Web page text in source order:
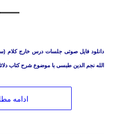
الله نجم الدین طبسی با موضوع شرح کتاب
ادامه